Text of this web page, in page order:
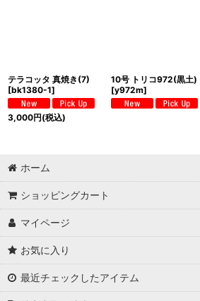
テラコッタ 真焼き(7)
[bk1380-1]
3,000円(税込)
10号 トリコ972(黒土)
[y972m]
ホーム
ショッピングカート
マイページ
お気に入り
最近チェックしたアイテム